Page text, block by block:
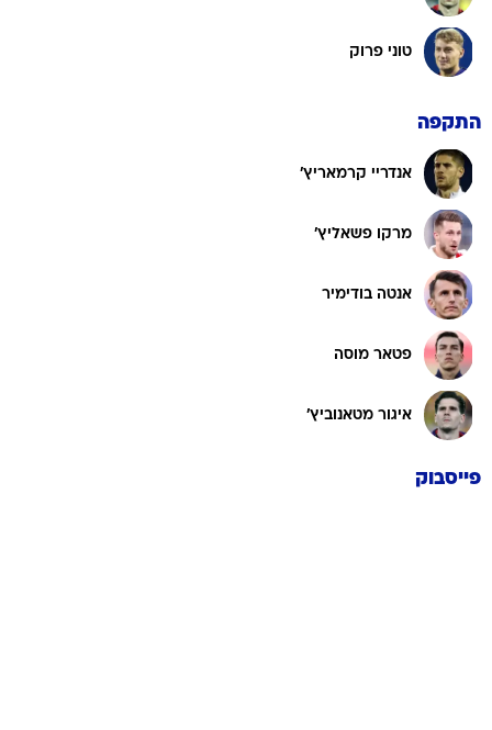
טוני פרוק
התקפה
אנדריי קרמאריץ'
מרקו פשאליץ'
אנטה בודימיר
פטאר מוסה
איגור מטאנוביץ'
פייסבוק